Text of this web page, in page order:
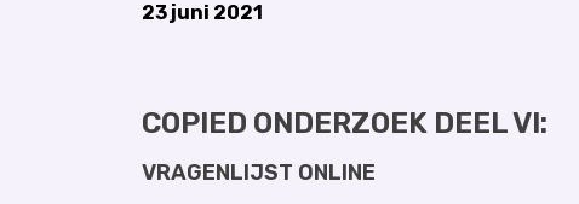
23 juni 2021
COPIED ONDERZOEK DEEL VI:
VRAGENLIJST ONLINE